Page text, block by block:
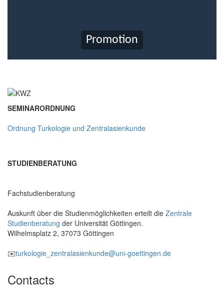
Promotion
SEMINARORDNUNG
Ordnung Turkologie und Zentralasienkunde
STUDIENBERATUNG
Fachstudienberatung
Auskunft über die Studienmöglichkeiten erteilt die Zentrale
Studienberatung der Universität Göttingen.
Wilhelmsplatz 2, 37073 Göttingen
✉️turkologie_zentralasienkunde@uni-goettingen.de
Contacts